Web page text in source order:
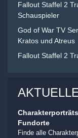
Fallout Staffel 2
Schauspieler
God of War TV
Kratos und Atreus
Fallout Staffel 2
Fundorte
Finde alle